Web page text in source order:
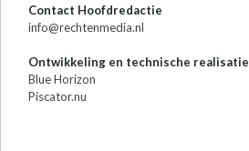
Contact Hoofdredactie
info@rechtenmedia.nl
Ontwikkeling en technische realisatie
Blue Horizon
Piscator.nu